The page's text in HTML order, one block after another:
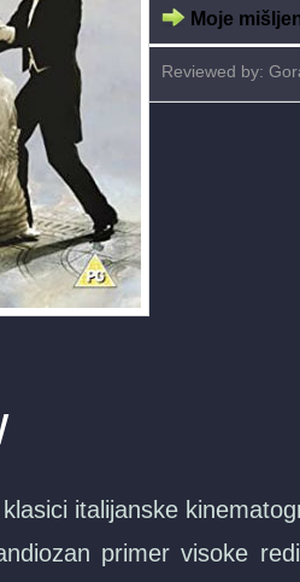
Moje
Reviewed by:
italijanske
primer visoke